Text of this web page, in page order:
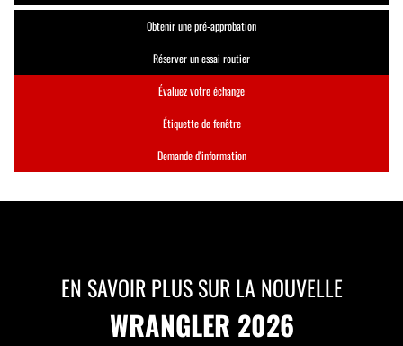
Obtenir une pré-approbation
Réserver un essai routier
Évaluez votre échange
Étiquette de fenêtre
Demande d'information
EN SAVOIR PLUS SUR LA NOUVELLE
WRANGLER 2026